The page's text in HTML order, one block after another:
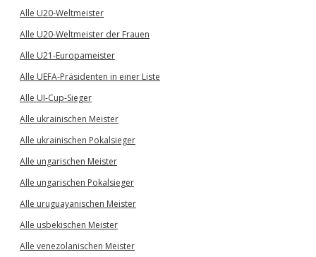
Alle U20-Weltmeister
Alle U20-Weltmeister der Frauen
Alle U21-Europameister
Alle UEFA-Präsidenten in einer Liste
Alle UI-Cup-Sieger
Alle ukrainischen Meister
Alle ukrainischen Pokalsieger
Alle ungarischen Meister
Alle ungarischen Pokalsieger
Alle uruguayanischen Meister
Alle usbekischen Meister
Alle venezolanischen Meister